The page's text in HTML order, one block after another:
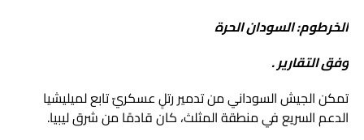
الخرطوم: السودان الحرة
وفق التقارير .
تمكن الجيش السوداني من تدمير رتلٍ عسكريّ تابع لميليشيا
الدعم السريع في منطقة المثلث، كان قادمًا من شرق ليبيا.